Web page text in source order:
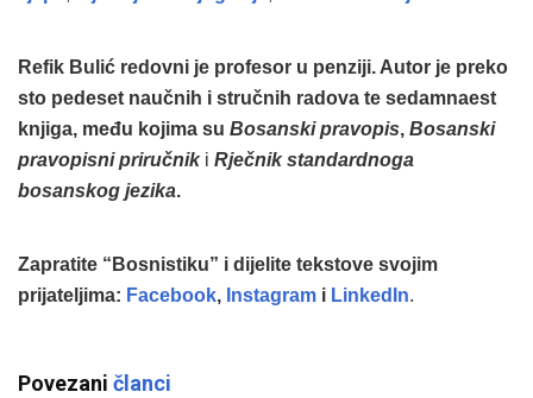
Refik Bulić redovni je profesor u penziji. Autor je preko
sto pedeset naučnih i stručnih radova te sedamnaest
knjiga, među kojima su Bosanski pravopis, Bosanski
pravopisni priručnik i Rječnik standardnoga
bosanskog jezika.
Zapratite “Bosnistiku” i dijelite tekstove svojim
prijateljima: Facebook, Instagram i LinkedIn.
Povezani članci